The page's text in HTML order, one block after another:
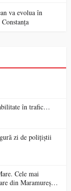
va evolua în
Polițiștii sătmăreni fac apel la responsabilitate în trafic…
zi de polițiștii
Cele mai
din Maramureș,